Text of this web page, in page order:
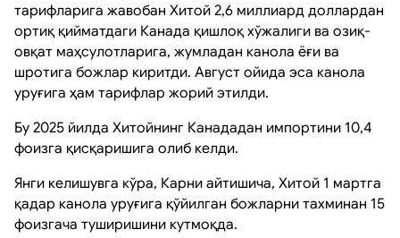
тарифларига жавобан Хитой 2,6 миллиард доллардан
ортиқ қийматдаги Канада қишлоқ хўжалиги ва озиқ-
овқат маҳсулотларига, жумладан канола ёғи ва
шротига божлар киритди. Август ойида эса канола
уруғига ҳам тарифлар жорий этилди.
Бу 2025 йилда Хитойнинг Канададан импортини 10,4
фоизга қисқаришига олиб келди.
Янги келишувга кўра, Карни айтишича, Хитой 1 мартга
қадар канола уруғига қўйилган божларни тахминан 15
фоизгача туширишини кутмоқда.